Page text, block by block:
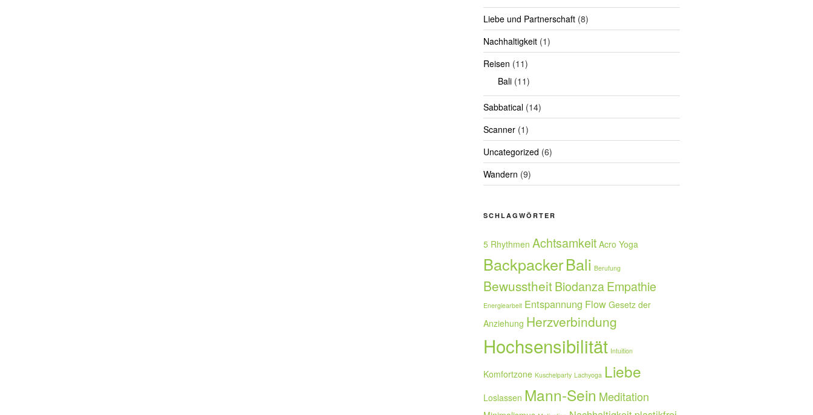
Liebe und Partnerschaft(8)
Nachhaltigkeit(1)
Reisen (11)
Bali(11)
Sabbatical(14)
Scanner(1)
Uncategorized (6)
Wandern (9)
SCHLAGWÖRTER
5 Rhythmen Achtsamkeit Acro Yoga
BackpackerBali Berufung
BewusstheitBiodanzaEmpathie
Energiearbeit Entspannung Flow Gesetz der
Anziehung Herzverbindung
Hochsensibilität Intuition
Komfortzone Kuschelparty Lachyoga Liebe
Loslassen Mann-Sein Meditation